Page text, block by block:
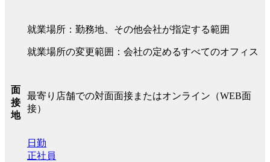
就業場所：勤務地、その他会社が指定する範囲
就業場所の変更範囲：会社の定めるすべてのオフィス
面
接
地
最寄り店舗での対面面接またはオンライン（WEB面
接）
日勤
正社員